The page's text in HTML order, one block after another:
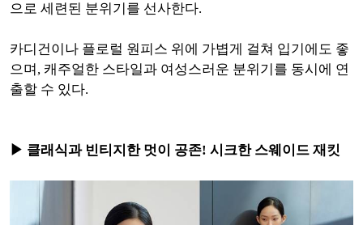
으로 세련된 분위기를 선사한다.
카디건이나 플로럴 원피스 위에 가볍게 걸쳐 입기에도 좋
으며, 캐주얼한 스타일과 여성스러운 분위기를 동시에 연
출할 수 있다.
▶ 클래식과 빈티지한 멋이 공존! 시크한 스웨이드 재킷